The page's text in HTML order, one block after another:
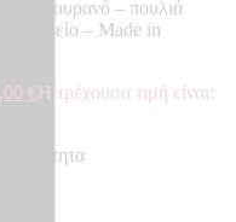
θέμα ουρανό – πουλιά
γραφείο – Made in
€Η τρέχουσα τιμή είναι:
ποσότητα